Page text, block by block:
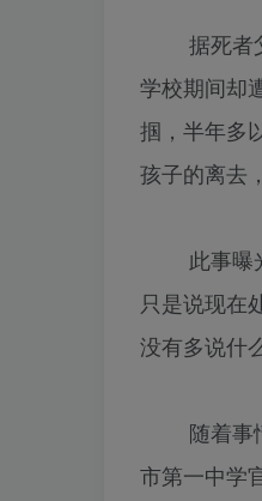
据死者父
学校期间却
掴，半年多
孩子的离去
此事曝光
只是说现在
没有多说什
随着事情
市第一中学